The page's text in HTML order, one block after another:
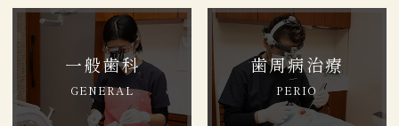
一般歯科
GENERAL
歯周病治療
PERIO